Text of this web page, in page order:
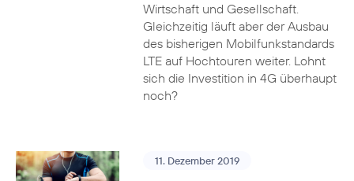
Wirtschaft und Gesellschaft.
Gleichzeitig läuft aber der Ausbau
des bisherigen Mobilfunkstandards
LTE auf Hochtouren weiter. Lohnt
sich die Investition in 4G überhaupt
noch?
11. Dezember 2019